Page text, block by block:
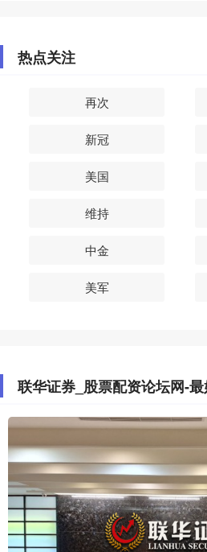
热点关注
再次
新冠
美国
维持
中金
美军
联华证券_股票配资论坛网-